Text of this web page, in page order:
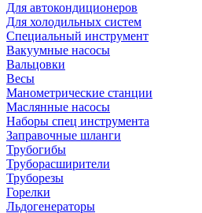
Для автокондиционеров
Для холодильных систем
Специальный инструмент
Вакуумные насосы
Вальцовки
Весы
Манометрические станции
Маслянные насосы
Наборы спец инструмента
Заправочные шланги
Трубогибы
Труборасширители
Труборезы
Горелки
Льдогенераторы